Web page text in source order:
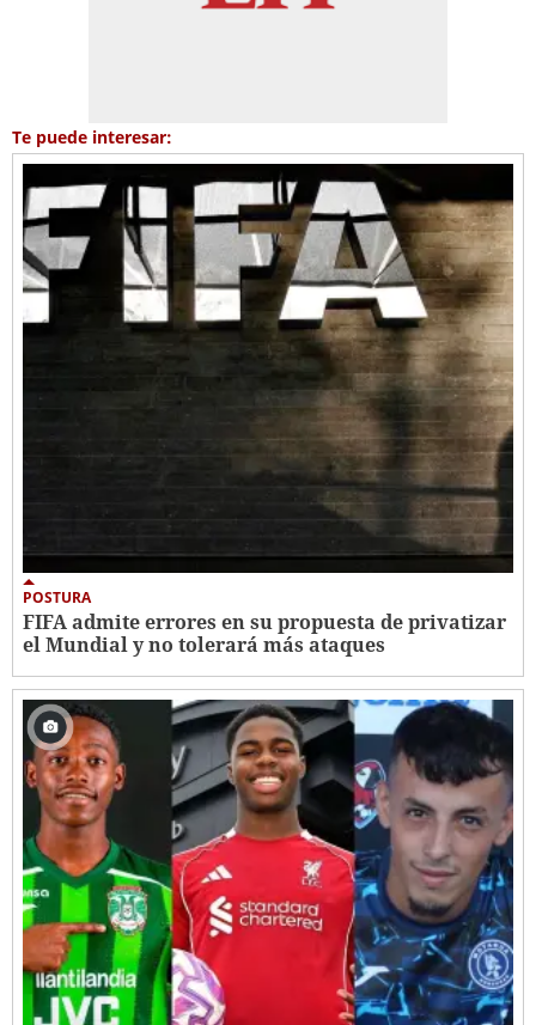
Te puede interesar:
POSTURA
FIFA admite errores en su propuesta de privatizar
el Mundial y no tolerará más ataques